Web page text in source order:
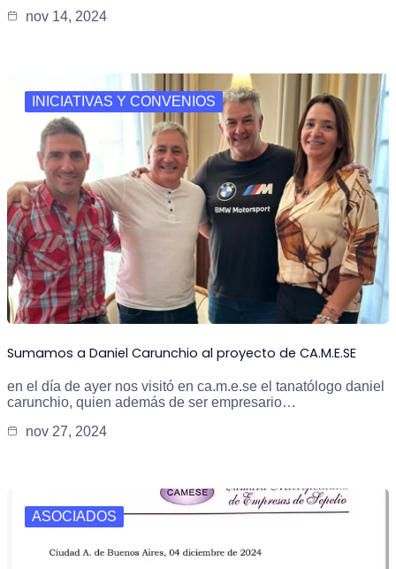
nov 14, 2024
INICIATIVAS Y CONVENIOS
Sumamos a Daniel Carunchio al proyecto de CA.M.E.SE
en el día de ayer nos visitó en ca.m.e.se el tanatólogo daniel
carunchio, quien además de ser empresario…
nov 27, 2024
ASOCIADOS